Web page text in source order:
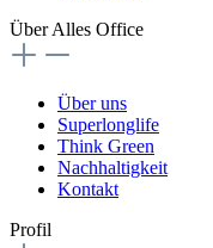
Über Alles Office
Über uns
Superlonglife
Think Green
Nachhaltigkeit
Kontakt
Profil